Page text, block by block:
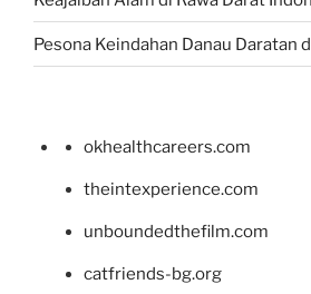
Pesona Keindahan Danau Daratan
okhealthcareers.com
theintexperience.com
unboundedthefilm.com
catfriends-bg.org